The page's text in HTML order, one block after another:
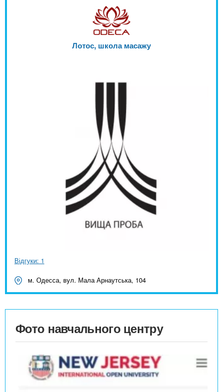
Лотос, школа масажу
Відгуки: 1
м. Одесса, вул. Мала Арнаутська, 104
Фото навчального центру